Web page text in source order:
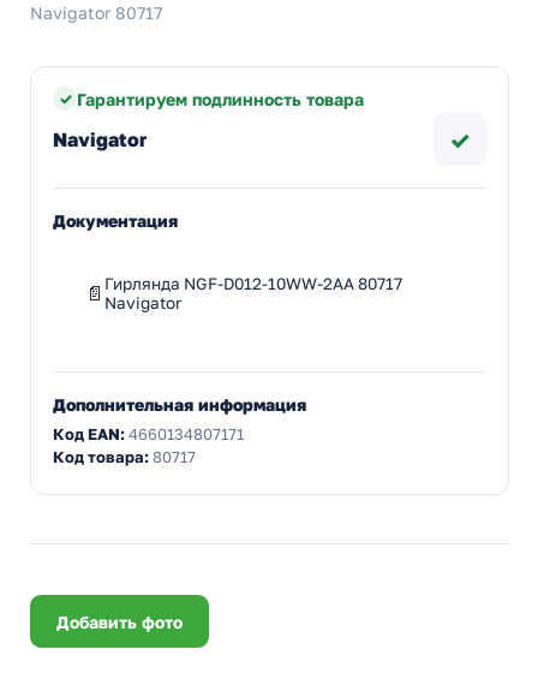
Navigator 80717
Гарантируем подлинность товара
Navigator ✓
Документация
Гирлянда NGF-D012-10WW-2AA 80717
Navigator
Дополнительная информация
Код EAN:4660134807171
Код товара:80717
Добавить фото